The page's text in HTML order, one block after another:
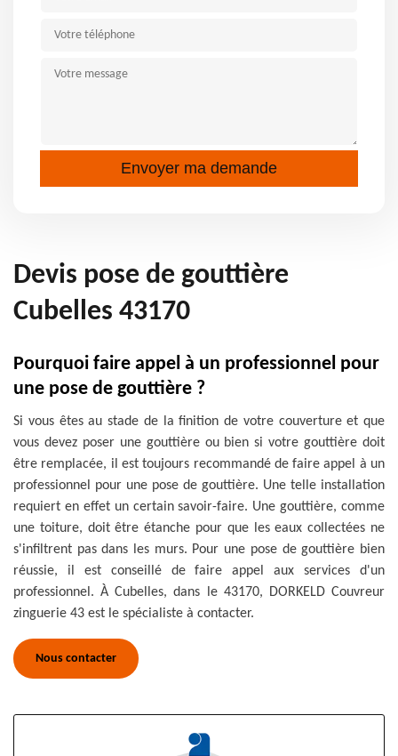
Devis pose de gouttière
Cubelles 43170
Pourquoi faire appel à un professionnel pour
une pose de gouttière ?
Si vous êtes au stade de la finition de votre couverture et que
vous devez poser une gouttière ou bien si votre gouttière doit
être remplacée, il est toujours recommandé de faire appel à un
professionnel pour une pose de gouttière. Une telle installation
requiert en effet un certain savoir-faire. Une gouttière, comme
une toiture, doit être étanche pour que les eaux collectées ne
s'infiltrent pas dans les murs. Pour une pose de gouttière bien
réussie, il est conseillé de faire appel aux services d'un
professionnel. À Cubelles, dans le 43170, DORKELD Couvreur
zinguerie 43 est le spécialiste à contacter.
Nous contacter